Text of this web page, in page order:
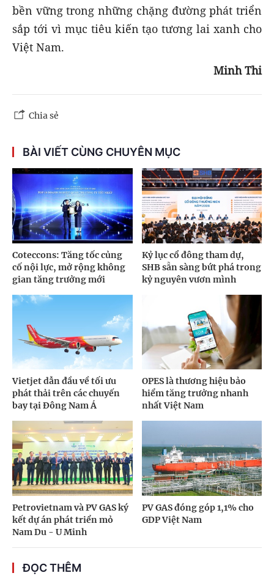
bền vững trong những chặng đường phát triển
sắp tới vì mục tiêu kiến tạo tương lai xanh cho
Việt Nam.
Minh Thi
Chia sẻ
BÀI VIẾT CÙNG CHUYÊN MỤC
Coteccons: Tăng tốc củng
cố nội lực, mở rộng không
gian tăng trưởng mới
Kỷ lục cổ đông tham dự,
SHB sẵn sàng bứt phá trong
kỷ nguyên vươn mình
Vietjet dẫn đầu về tối ưu
phát thải trên các chuyến
bay tại Đông Nam Á
OPES là thương hiệu bảo
hiểm tăng trưởng nhanh
nhất Việt Nam
Petrovietnam và PV GAS ký
kết dự án phát triển mỏ
Nam Du - U Minh
PV GAS đóng góp 1,1% cho
GDP Việt Nam
ĐỌC THÊM